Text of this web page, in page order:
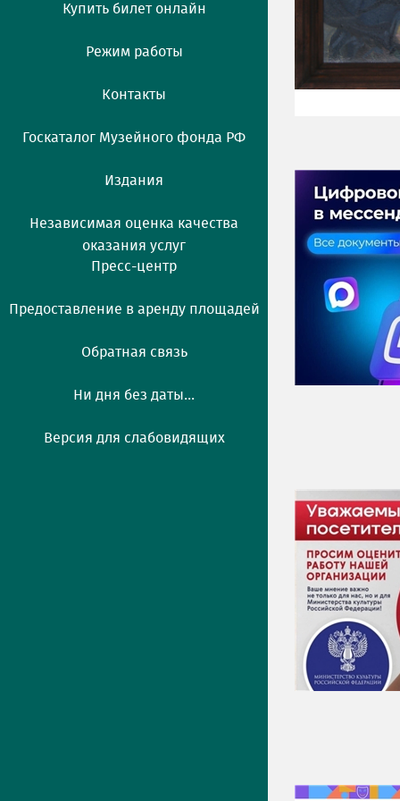
Купить билет онлайн
Режим работы
Контакты
Госкаталог Музейного фонда РФ
Издания
Независимая оценка качества
оказания услуг
Пресс-центр
Предоставление в аренду площадей
Обратная связь
Ни дня без даты...
Версия для слабовидящих